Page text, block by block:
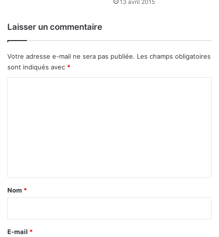
13 avril 2015
Laisser un commentaire
Votre adresse e-mail ne sera pas publiée. Les champs obligatoires
sont indiqués avec *
a
e
Nom *
E-mail *